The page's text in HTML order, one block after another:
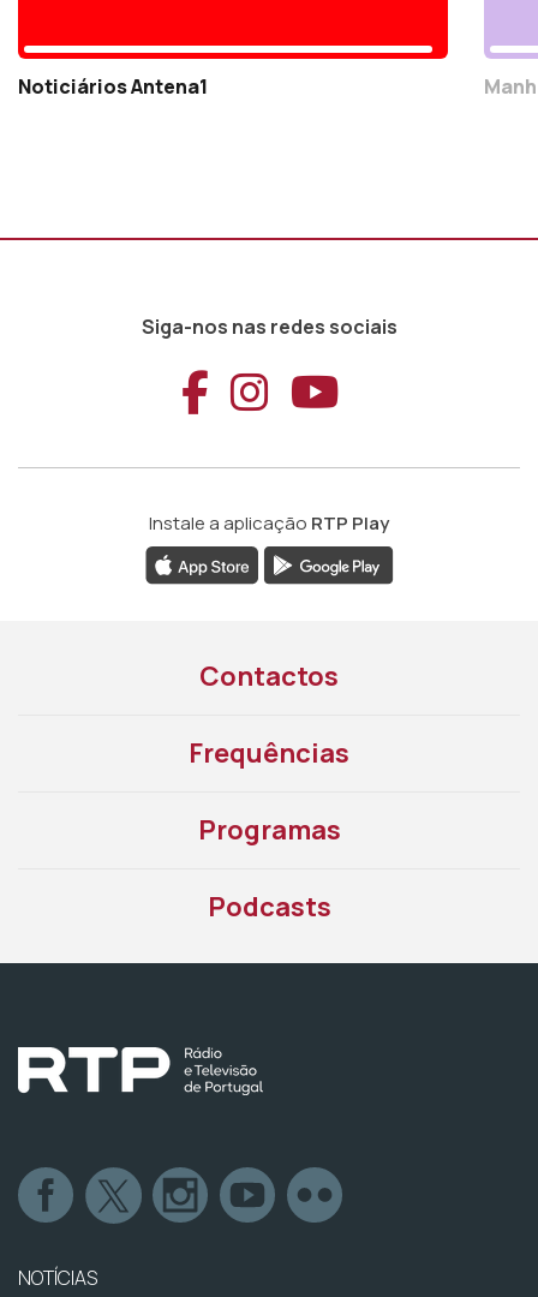
Noticiários Antena1
Siga-nos nas redes sociais
Aceder ao
Aceder ao
Aceder
Instale a aplicação RTP Play
Contactos
Frequências
Programas
Podcasts
NOTÍCIAS